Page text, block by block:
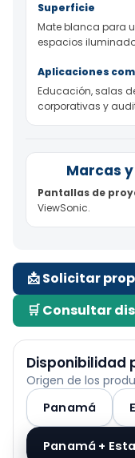
Superficie
Mate blanca para
espacios
Aplicaciones
Educación, salas
corporativas y
Marcas
Pantallas de
ViewSonic.
📩 Solicitar
🛒 Consultar
Disponibilidad
Origen de los
Panamá
Panamá +